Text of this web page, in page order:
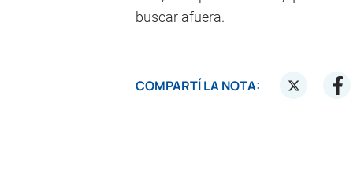
buscar afuera.
COMPARTÍ LA NOTA: